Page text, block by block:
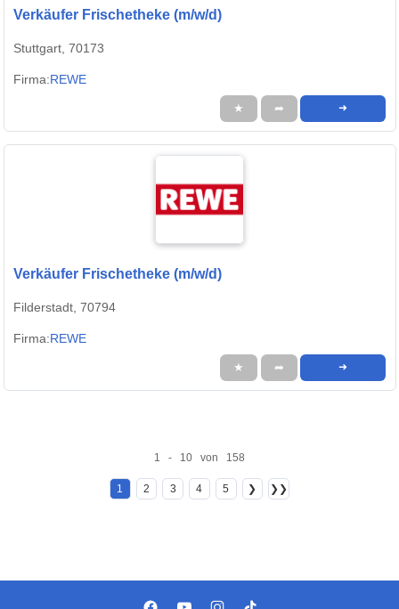
Verkäufer Frischetheke (m/w/d)
Stuttgart, 70173
Firma:REWE
★ ➦ ➜
Verkäufer Frischetheke (m/w/d)
Filderstadt, 70794
Firma:REWE
★ ➦ ➜
1 - 10 von 158
1 2 3 4 5 ❯ ❯❯